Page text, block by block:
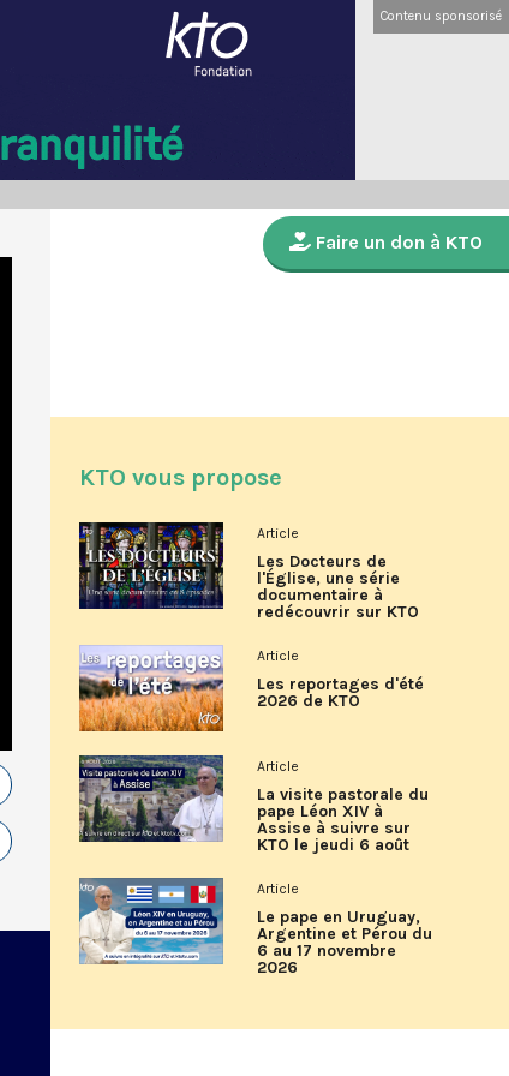
Contenu sponsorisé
Faire un don à KTO
KTO vous propose
Article
Les Docteurs de
l'Église, une série
documentaire à
redécouvrir sur KTO
Article
Les reportages d'été
2026 de KTO
Article
La visite pastorale du
pape Léon XIV à
Assise à suivre sur
KTO le jeudi 6 août
Article
Le pape en Uruguay,
Argentine et Pérou du
6 au 17 novembre
2026